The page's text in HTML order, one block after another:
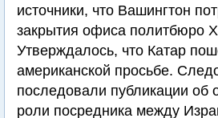
источники, что Вашингтон
закрытия офиса политбюро
Утверждалось, что Катар
американской просьбе.
последовали публикации об
роли посредника между